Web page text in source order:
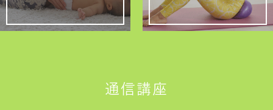
通信講座